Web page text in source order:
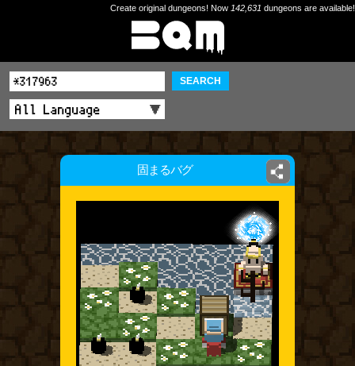
Create original dungeons! Now 142,631 dungeons are available!
SEARCH
固まるバグ